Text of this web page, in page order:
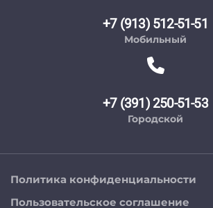
+7 (913) 512-51-51
Мобильный
+7 (391) 250-51-53
Городской
Политика конфиденциальности
Пользовательское соглашение